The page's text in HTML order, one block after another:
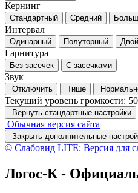
Кернинг
Стандартный Средний
Интервал
Одинарный Полуторный
Гарнитура
Без засечек С засечками
Звук
Отключить Тише
Текущий уровень громкости: 50
Вернуть стандартные настройки
Обычная версия сайта
Закрыть дополнительные
© Слабовид LITE: Версия для
Логос-К -